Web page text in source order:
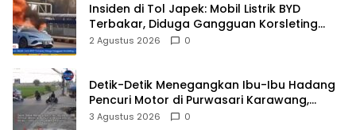
Insiden di Tol Japek: Mobil Listrik BYD
Terbakar, Diduga Gangguan Korsleting
Listrik
2 Agustus 2026 0
Detik-Detik Menegangkan Ibu-Ibu Hadang
Pencuri Motor di Purwasari Karawang,
Pelaku Lolos di Tengah Keramaian!
3 Agustus 2026 0